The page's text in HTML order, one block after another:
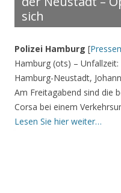
sich
Polizei Hamburg [
Hamburg (ots) –
Hamburg-Neustadt,
Am Freitagabend sind die
Corsa bei einem
Lesen Sie hier weiter…